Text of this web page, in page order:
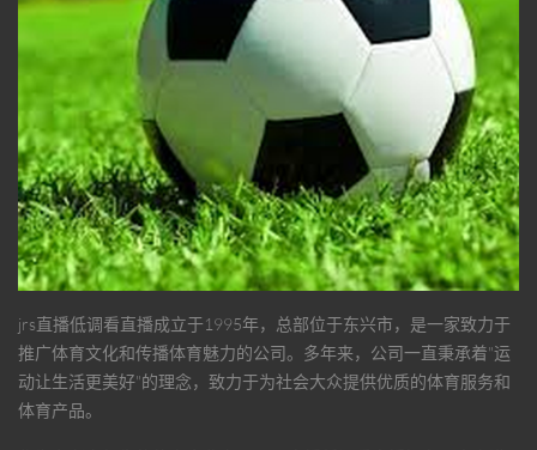
jrs直播低调看直播成立于1995年，总部位于东兴市，是一家致力于
推广体育文化和传播体育魅力的公司。多年来，公司一直秉承着"运
动让生活更美好"的理念，致力于为社会大众提供优质的体育服务和
体育产品。